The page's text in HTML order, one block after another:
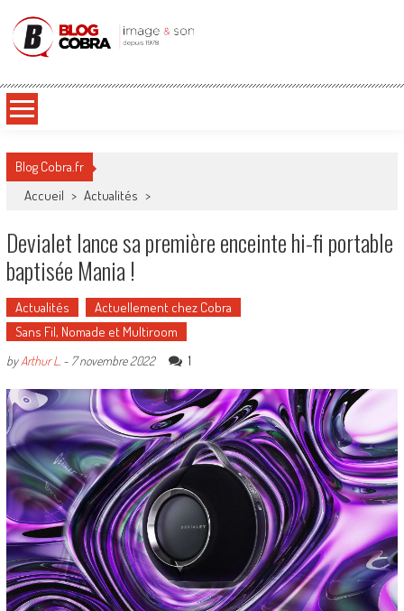
Blog Cobra
Blog Cobra.fr
Accueil > Actualités >
Devialet lance sa première enceinte hi-fi portable
baptisée Mania !
Actualités
Actuellement chez Cobra
Sans Fil, Nomade et Multiroom
byArthur L. - 7 novembre 2022 1